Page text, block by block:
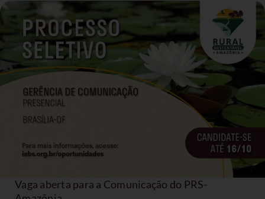
Vaga aberta para a Comunicação do PRS-